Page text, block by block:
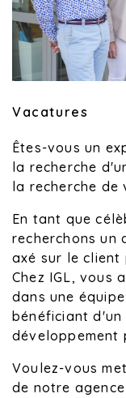
Vacatures
Êtes-vous un
la recherche
la recherche de
En tant que
recherchons un
axé sur le client
Chez IGL, vous
dans une
bénéficiant d'un
développement
Voulez-vous
de notre